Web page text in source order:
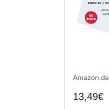
Amazon.de
13,49€